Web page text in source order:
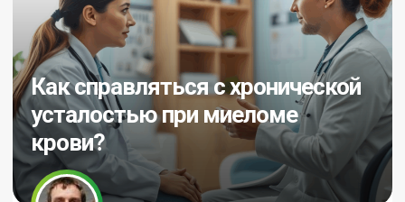
Как справляться с хронической
усталостью при миеломе
крови?